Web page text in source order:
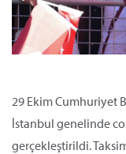
29 Ekim Cumhuriyet
İstanbul genelinde
gerçekleştirildi.
Kredi/Yurt E-
Ödeme